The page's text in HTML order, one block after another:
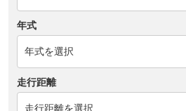
年式
走行距離